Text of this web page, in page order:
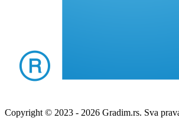
Copyright © 2023 - 2026 Gradim.rs. Sva